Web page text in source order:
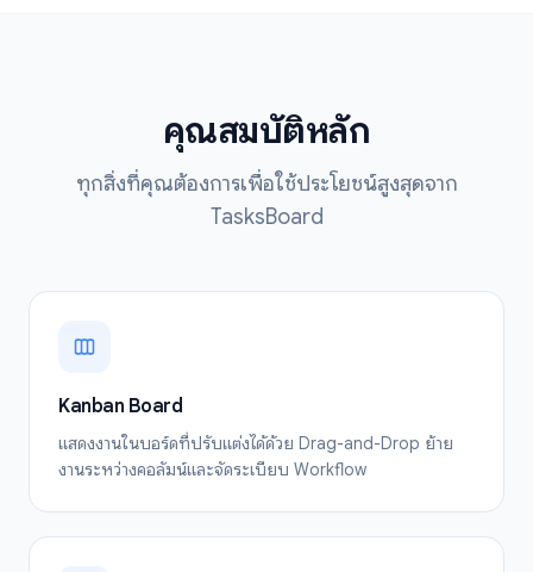
คุณสมบัติหลัก
ทุกสิ่งที่คุณต้องการเพื่อใช้ประโยชน์สูงสุดจาก
TasksBoard
Kanban Board
แสดงงานในบอร์ดที่ปรับแต่งได้ด้วย Drag-and-Drop ย้าย
งานระหว่างคอลัมน์และจัดระเบียบ Workflow